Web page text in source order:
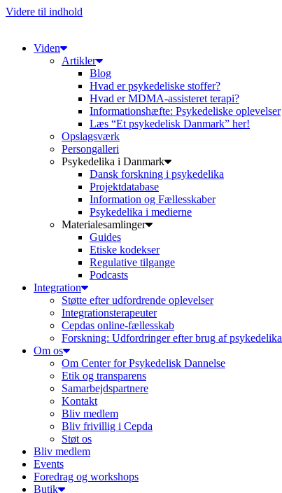
Videre til indhold
Viden
Artikler
Blog
Hvad er psykedeliske stoffer?
Hvad er MDMA-assisteret terapi?
Informationshæfte: Psykedeliske oplevelser
Læs “Et psykedelisk Danmark” her!
Opslagsværk
Persongalleri
Psykedelika i Danmark
Dansk forskning i psykedelika
Projektdatabase
Information og Fællesskaber
Psykedelika i medierne
Materialesamlinger
Guides
Etiske kodekser
Regulative tilgange
Podcasts
Integration
Støtte efter udfordrende oplevelser
Integrationsterapeuter
Cepdas online-fællesskab
Forskning: Udfordringer efter brug af psykedelika
Om os
Om Center for Psykedelisk Dannelse
Etik og transparens
Samarbejdspartnere
Kontakt
Bliv medlem
Bliv frivillig i Cepda
Støt os
Bliv medlem
Events
Foredrag og workshops
Butik